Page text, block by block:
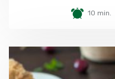
10 min.